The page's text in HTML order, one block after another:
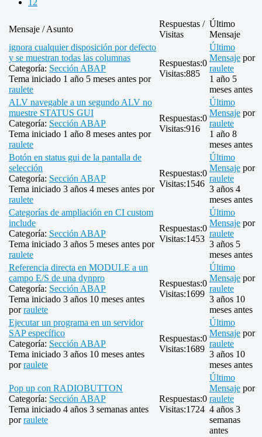
Mensaje / Asunto
Respuestas /
Visitas
Último
Mensaje
ignora cualquier disposición por defecto
y se muestran todas las columnas
Categoría: Sección ABAP
Tema iniciado 1 año 5 meses antes por
raulete
Respuestas:0
Visitas:885
Último
Mensaje por
raulete
1 año 5
meses antes
ALV navegable a un segundo ALV no
muestre STATUS GUI
Categoría: Sección ABAP
Tema iniciado 1 año 8 meses antes por
raulete
Respuestas:0
Visitas:916
Último
Mensaje por
raulete
1 año 8
meses antes
Botón en status gui de la pantalla de
selección
Categoría: Sección ABAP
Tema iniciado 3 años 4 meses antes por
raulete
Respuestas:0
Visitas:1546
Último
Mensaje por
raulete
3 años 4
meses antes
Categorías de ampliación en CI custom
include
Categoría: Sección ABAP
Tema iniciado 3 años 5 meses antes por
raulete
Respuestas:0
Visitas:1453
Último
Mensaje por
raulete
3 años 5
meses antes
Referencia directa en MODULE a un
campo E/S de una dynpro
Categoría: Sección ABAP
Tema iniciado 3 años 10 meses antes
porraulete
Respuestas:0
Visitas:1699
Último
Mensaje por
raulete
3 años 10
meses antes
Ejecutar un programa en un servidor
SAP específico
Categoría: Sección ABAP
Tema iniciado 3 años 10 meses antes
porraulete
Respuestas:0
Visitas:1689
Último
Mensaje por
raulete
3 años 10
meses antes
Pop up con RADIOBUTTON
Categoría: Sección ABAP
Tema iniciado 4 años 3 semanas antes
porraulete
Respuestas:0
Visitas:1724
Último
Mensaje por
raulete
4 años 3
semanas
antes